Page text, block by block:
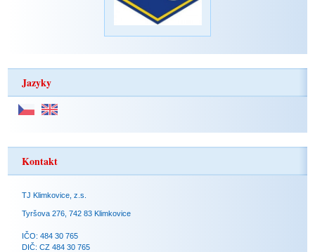
Jazyky
Kontakt
TJ Klimkovice, z.s.
Tyršova 276, 742 83 Klimkovice
IČO: 484 30 765
DIČ: CZ 484 30 765